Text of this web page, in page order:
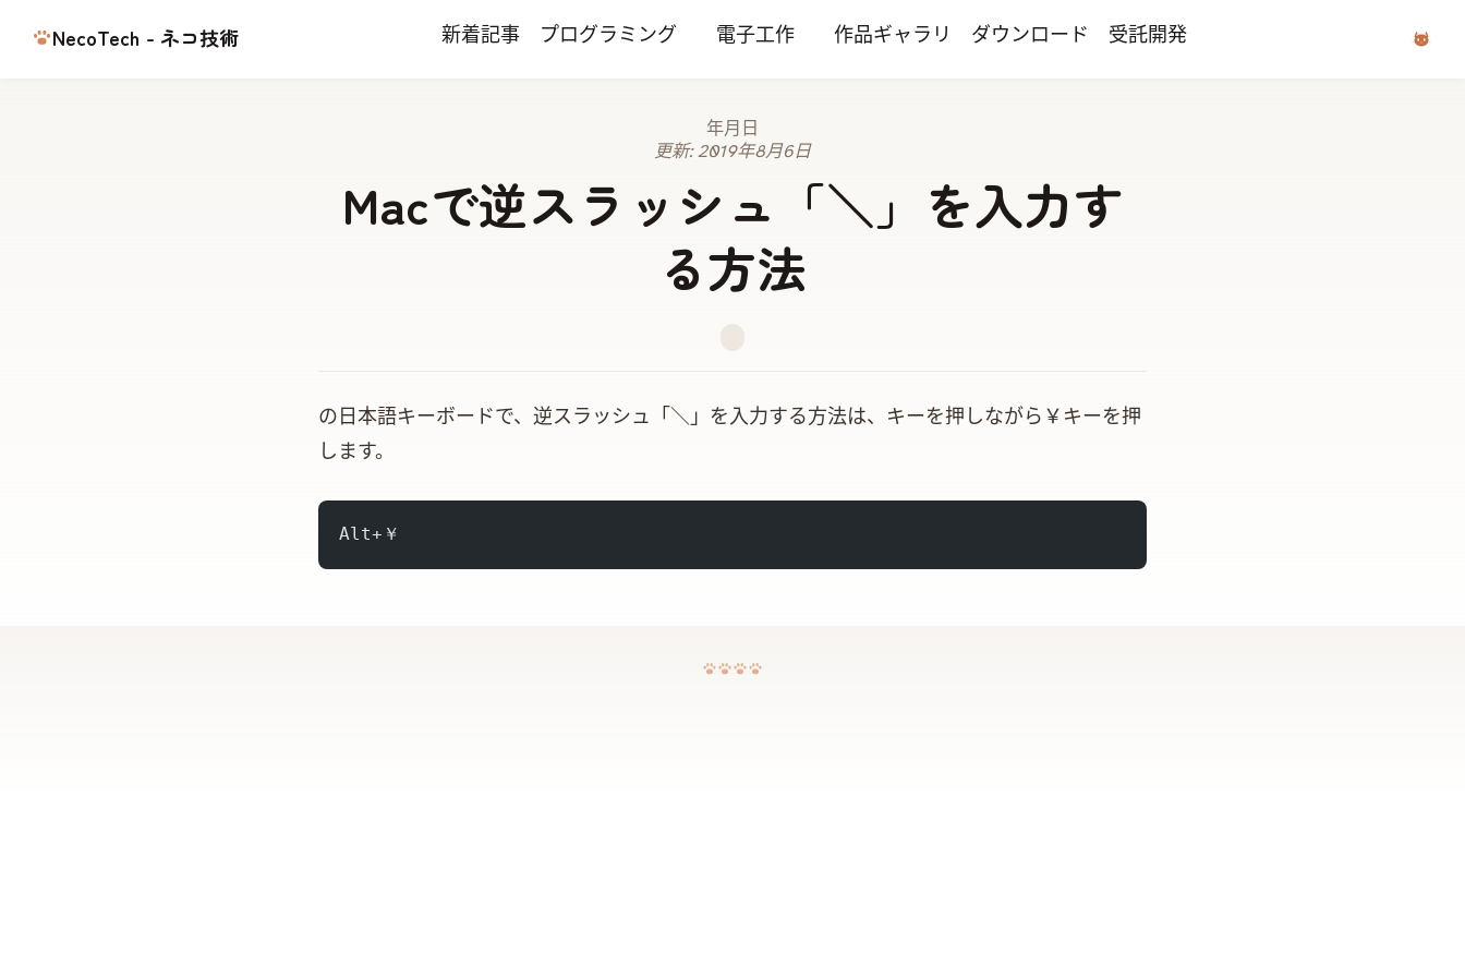
NecoTech - ネコ技術 新着記事 プログラミング 電子工作 作品ギャラリ ダウンロード 受託開発
2019年8月6日
更新:2019年8月6日
Macで逆スラッシュ「＼」を入力す
る方法
Macの日本語キーボードで、逆スラッシュ「＼」を入力する方法は、optionキーを押しながら￥キーを押
します。
Alt+￥